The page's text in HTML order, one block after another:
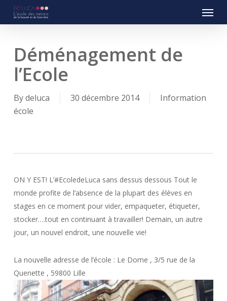
Menu
Déménagement de
l’Ecole
Bydeluca 30 décembre 2014
Information
école
ON Y EST! L’#EcoledeLuca sans dessus dessous Tout le
monde profite de l’absence de la plupart des élèves en
stages en ce moment pour vider, empaqueter, étiqueter,
stocker….tout en continuant à travailler! Demain, un autre
jour, un nouvel endroit, une nouvelle vie!
La nouvelle adresse de l’école : Le Dome , 3/5 rue de la
Quenette , 59800 Lille